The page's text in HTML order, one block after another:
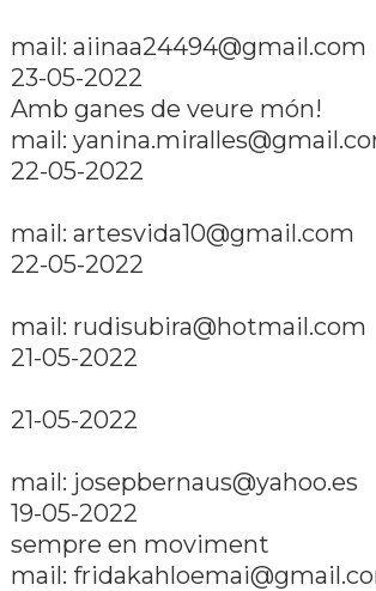
mail: aiinaa24494@gmail.com
23-05-2022
Amb ganes de veure món!
mail:
22-05-2022
mail: artesvida10@gmail.com
22-05-2022
mail: rudisubira@hotmail.com
21-05-2022
21-05-2022
mail: josepbernaus@yahoo.es
19-05-2022
sempre en moviment
mail: